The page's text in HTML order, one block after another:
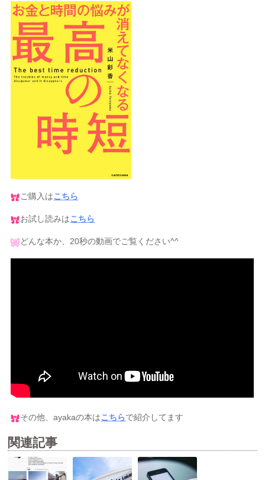
ご購入はこちら
お試し読みはこちら
どんな本か、20秒の動画でご覧ください^^
その他、ayakaの本はこちらで紹介してます
関連記事